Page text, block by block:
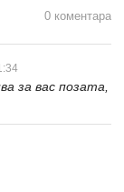
0 коментара
за вас позата,